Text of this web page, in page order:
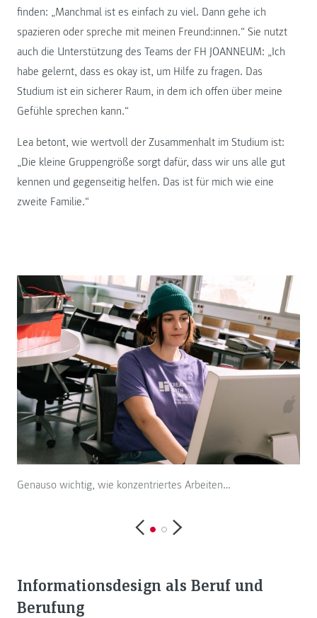
finden: „Manchmal ist es einfach zu viel. Dann gehe ich
spazieren oder spreche mit meinen Freund:innen.“ Sie nutzt
auch die Unterstützung des Teams der FH JOANNEUM: „Ich
habe gelernt, dass es okay ist, um Hilfe zu fragen. Das
Studium ist ein sicherer Raum, in dem ich offen über meine
Gefühle sprechen kann.“
Lea betont, wie wertvoll der Zusammenhalt im Studium ist:
„Die kleine Gruppengröße sorgt dafür, dass wir uns alle gut
kennen und gegenseitig helfen. Das ist für mich wie eine
zweite Familie.“
Genauso wichtig, wie konzentriertes Arbeiten…
Informationsdesign als Beruf und
Berufung